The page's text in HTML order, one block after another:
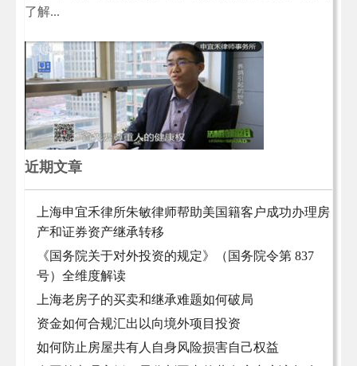
了解...
近期文章
上海申宜禾律所朱敏律师帮助美国籍客户成功办理房
产和证券资产继承转移
《国务院关于对外投资的规定》（国务院令第 837
号）全维度解读
上海老房子的买卖和继承难题如何破局
资金如何合规汇出以向境外项目投资
如何防止房屋共有人自身风险损害自己权益